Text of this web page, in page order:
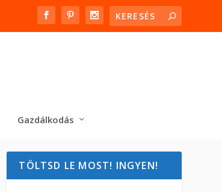
Gazdálkodás
TÖLTSD LE MOST! INGYEN!